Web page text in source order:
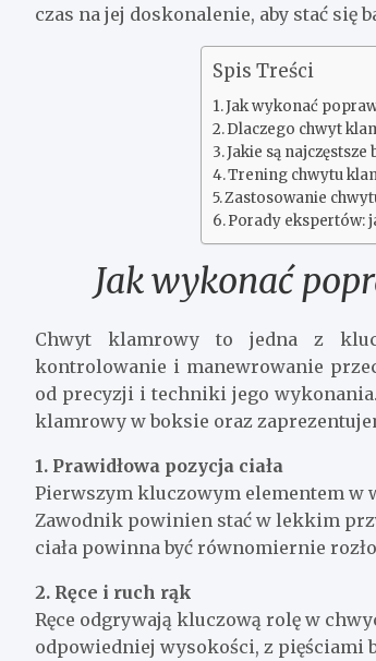
czas na jej doskonalenie, aby stać
Spis Treści
Jak wykonać
Dlaczego chwyt
Jakie są
Trening chwytu
Zastosowanie
Porady ekspertów:
Jak wykonać
Chwyt klamrowy to jedna z
kontrolowanie i manewrowanie
od precyzji i techniki jego
klamrowy w boksie oraz
1. Prawidłowa pozycja ciała
Pierwszym kluczowym elementem w
Zawodnik powinien stać w lekkim
ciała powinna być równomiernie
2. Ręce i ruch rąk
Ręce odgrywają kluczową rolę w
odpowiedniej wysokości, z